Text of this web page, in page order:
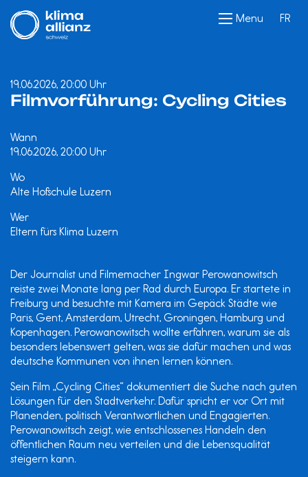
Menu FR
19.06.2026, 20:00 Uhr
Filmvorführung: Cycling Cities
Wann
19.06.2026, 20:00 Uhr
Wo
Alte Hofschule Luzern
Wer
Eltern fürs Klima Luzern
Der Journalist und Filmemacher Ingwar Perowanowitsch
reiste zwei Monate lang per Rad durch Europa. Er startete in
Freiburg und besuchte mit Kamera im Gepäck Städte wie
Paris, Gent, Amsterdam, Utrecht, Groningen, Hamburg und
Kopenhagen. Perowanowitsch wollte erfahren, warum sie als
besonders lebenswert gelten, was sie dafür machen und was
deutsche Kommunen von ihnen lernen können.
Sein Film „Cycling Cities“ dokumentiert die Suche nach guten
Lösungen für den Stadtverkehr. Dafür spricht er vor Ort mit
Planenden, politisch Verantwortlichen und Engagierten.
Perowanowitsch zeigt, wie entschlossenes Handeln den
öffentlichen Raum neu verteilen und die Lebensqualität
steigern kann.